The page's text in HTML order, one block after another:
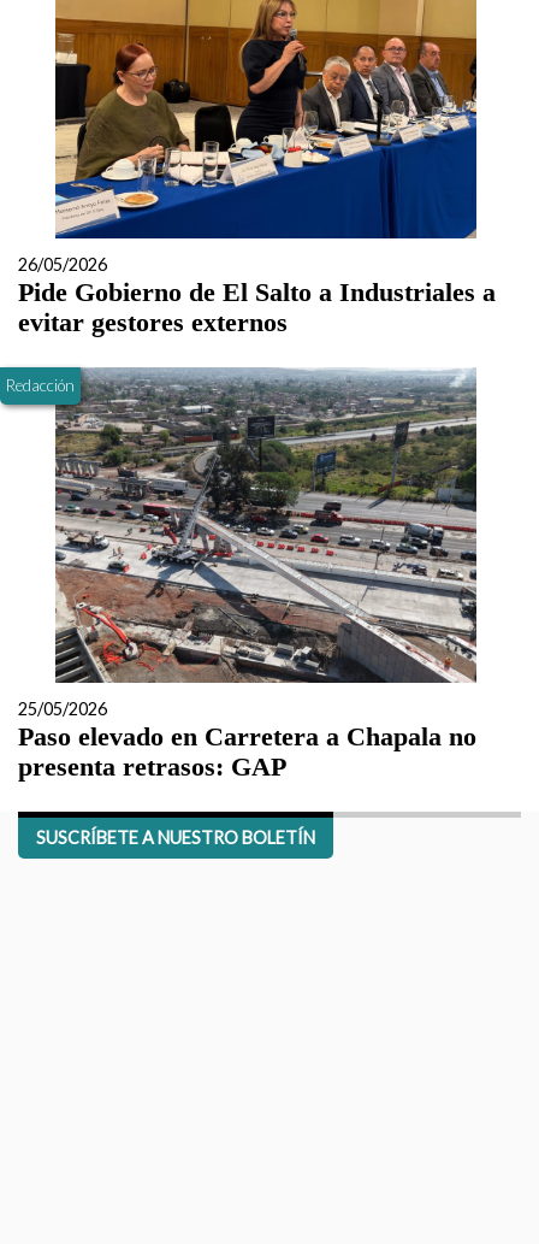
26/05/2026
Pide Gobierno de El Salto a Industriales a
evitar gestores externos
Redacción
25/05/2026
Paso elevado en Carretera a Chapala no
presenta retrasos: GAP
SUSCRÍBETE A NUESTRO BOLETÍN